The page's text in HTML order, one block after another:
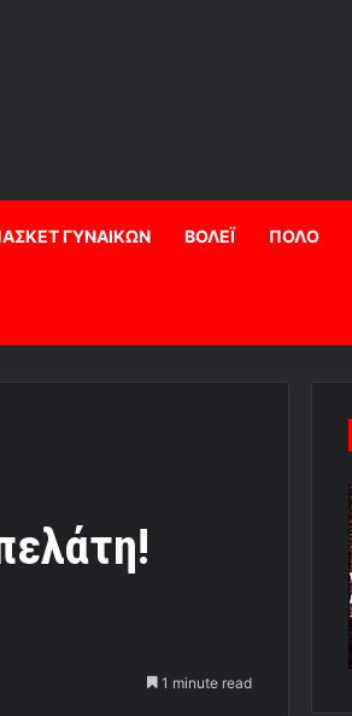
ΓΥΝΑΙΚΩΝ ΒΟΛΕΪ ΠΟΛΟ
1 minute read